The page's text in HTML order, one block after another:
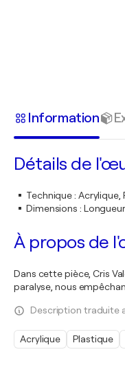
Information
Détails de
Technique: Acrylique,
Dimensions :
À propos de
Dans cette pièce, Cris
paralyse, nous
Description traduite
Acrylique Plastique